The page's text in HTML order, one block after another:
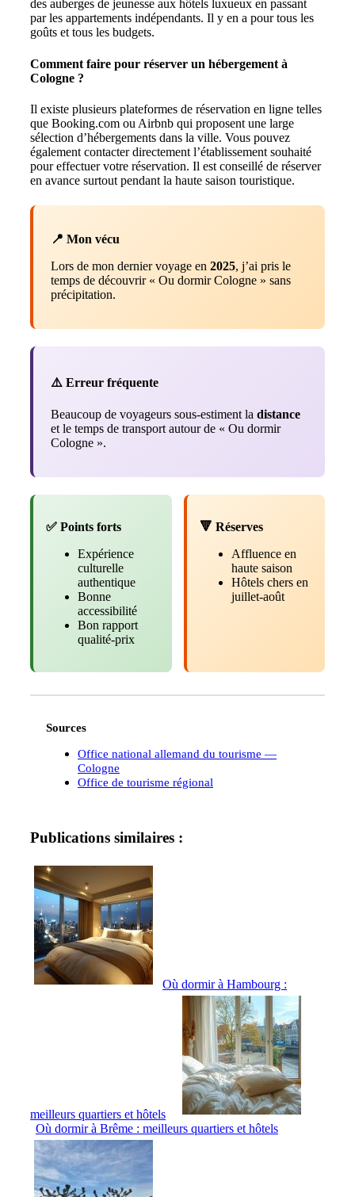
des auberges de jeunesse aux hôtels luxueux en passant
par les appartements indépendants. Il y en a pour tous les
goûts et tous les budgets.
Comment faire pour réserver un hébergement à
Cologne ?
Il existe plusieurs plateformes de réservation en ligne telles
que Booking.com ou Airbnb qui proposent une large
sélection d’hébergements dans la ville. Vous pouvez
également contacter directement l’établissement souhaité
pour effectuer votre réservation. Il est conseillé de réserver
en avance surtout pendant la haute saison touristique.
📍 Mon vécu
Lors de mon dernier voyage en 2025, j’ai pris le
temps de découvrir « Ou dormir Cologne » sans
précipitation.
⚠️ Erreur fréquente
Beaucoup de voyageurs sous-estiment la distance
et le temps de transport autour de « Ou dormir
Cologne ».
✅ Points forts
Expérience
culturelle
authentique
Bonne
accessibilité
Bon rapport
qualité-prix
🔻 Réserves
Affluence en
haute saison
Hôtels chers en
juillet-août
Sources
Office national allemand du tourisme —
Cologne
Office de tourisme régional
Publications similaires :
Où dormir à Hambourg :
meilleurs quartiers et hôtels
Où dormir à Brême : meilleurs quartiers et hôtels